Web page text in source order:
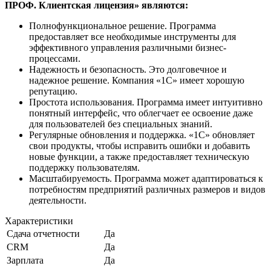
ПРОФ. Клиентская лицензия» являются:
Полнофункциональное решение. Программа
предоставляет все необходимые инструменты для
эффективного управления различными бизнес-
процессами.
Надежность и безопасность. Это долговечное и
надежное решение. Компания «1C» имеет хорошую
репутацию.
Простота использования. Программа имеет интуитивно
понятный интерфейс, что облегчает ее освоение даже
для пользователей без специальных знаний.
Регулярные обновления и поддержка. «1С» обновляет
свои продукты, чтобы исправить ошибки и добавить
новые функции, а также предоставляет техническую
поддержку пользователям.
Масштабируемость. Программа может адаптироваться к
потребностям предприятий различных размеров и видов
деятельности.
Характеристики
Сдача отчетности
Да
CRM
Да
Зарплата
Да